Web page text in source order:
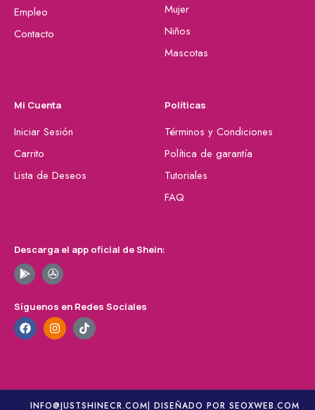
Empleo
Contacto
Mujer
Niños
Mascotas
Mi Cuenta
Iniciar Sesión
Carrito
Lista de Deseos
Políticas
Términos y Condiciones
Política de garantía
Tutoriales
FAQ
Descarga el app oficial de Shein:
Síguenos en Redes Sociales
INFO@JUSTSHINECR.COM| DISEÑADO POR SEOXWEB.COM